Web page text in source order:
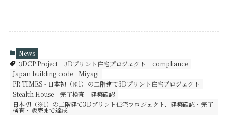
News
3DCP Project
3Dプリント住宅プロジェクト
compliance
Japan building code
Miyagi
PR TIMES - 日本初（※1）の二階建て3Dプリント住宅プロジェクト
Stealth House
完了検査
建築確認
日本初（※1）の二階建て3Dプリント住宅プロジェクト、建築確認・完了
検査・販売まで達成